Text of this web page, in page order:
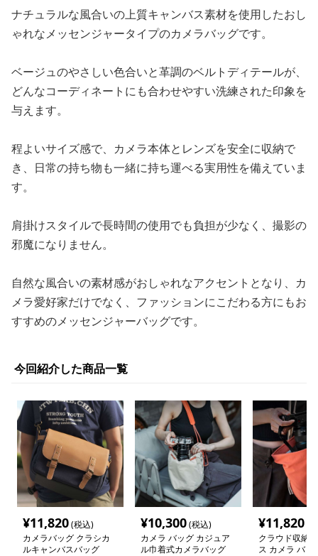
ナチュラルな風合いの上質キャンバス素材を使用したおし
ゃれなメッセンジャータイプのカメラバッグです。
ベージュのやさしい色合いと革調のベルトディテールが、
どんなコーディネートにも合わせやすい洗練された印象を
与えます。
程よいサイズ感で、カメラ本体とレンズを安全に収納で
き、日常の持ち物も一緒に持ち運べる実用性を備えていま
す。
肩掛けスタイルで長時間の使用でも負担が少なく、撮影の
邪魔になりません。
自然な風合いの素材感がおしゃれなアクセントとなり、カ
メラ愛好家だけでなく、ファッションにこだわる方にもお
すすめのメッセンジャーバッグです。
今回紹介した商品一覧
¥11,820(税込)
カメラバッグ クラシカ
ルキャンバスバッグ
¥10,300(税込)
カメラ バッグ カジュア
ル巾着式カメラバッグ
¥11,820
クラウド収納
ス カメラ バッ